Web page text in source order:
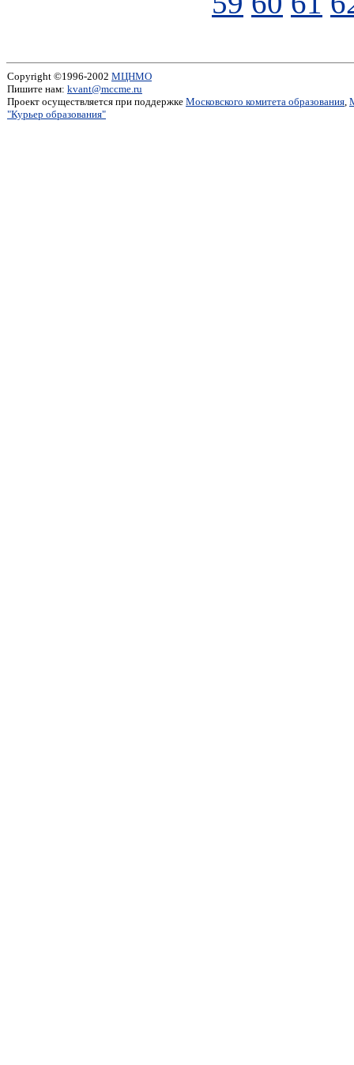
Copyright ©1996-2002 МЦНМО
Пишите нам: kvant@mccme.ru
Проект осуществляется при поддержке Московского комитета образования,
"Курьер образования"